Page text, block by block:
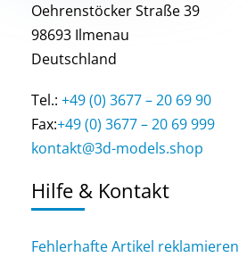
Oehrenstöcker Straße 39
98693 Ilmenau
Deutschland
Tel.: +49 (0) 3677 – 20 69 90
Fax:+49 (0) 3677 – 20 69 999
kontakt@3d-models.shop
Hilfe & Kontakt
Fehlerhafte Artikel reklamieren